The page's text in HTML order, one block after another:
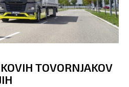
TOVORNJAKOV